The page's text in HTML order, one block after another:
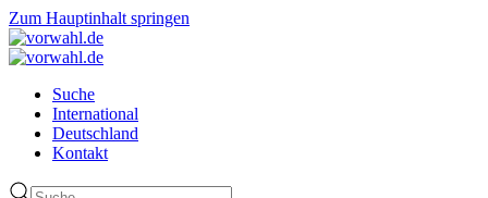
Zum Hauptinhalt springen
Suche
International
Deutschland
Kontakt